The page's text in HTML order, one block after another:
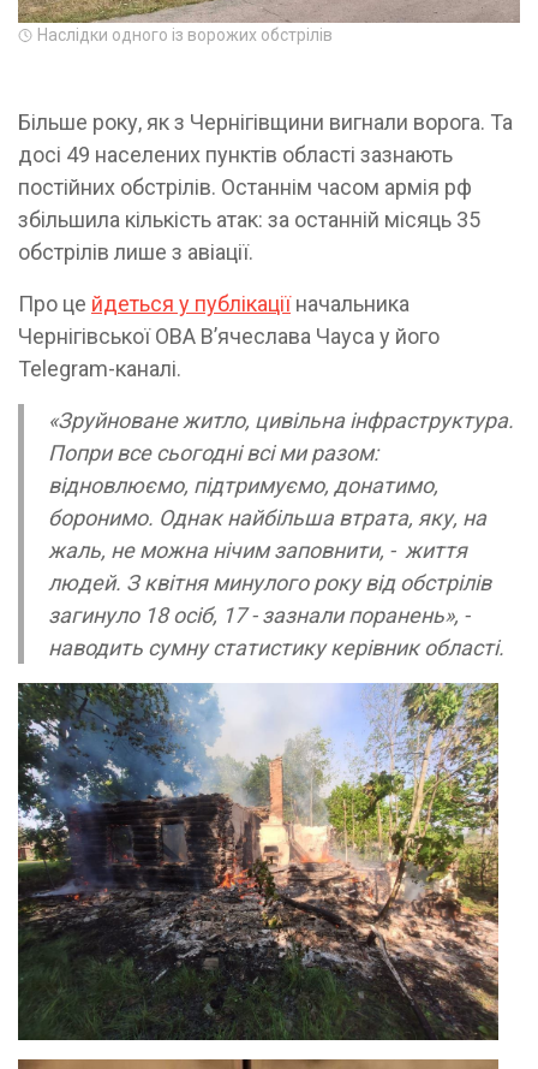
Наслідки одного із ворожих обстрілів
Більше року, як з Чернігівщини вигнали ворога. Та
досі 49 населених пунктів області зазнають
постійних обстрілів. Останнім часом армія рф
збільшила кількість атак: за останній місяць 35
обстрілів лише з авіації.
Про це йдеться у публікаціїначальника
Чернігівської ОВА В’ячеслава Чауса у його
Telegram-каналі.
«Зруйноване житло, цивільна інфраструктура.
Попри все сьогодні всі ми разом:
відновлюємо, підтримуємо, донатимо,
боронимо. Однак найбільша втрата, яку, на
жаль, не можна нічим заповнити, - життя
людей. З квітня минулого року від обстрілів
загинуло 18 осіб, 17 - зазнали поранень», -
наводить сумну статистику керівник області.